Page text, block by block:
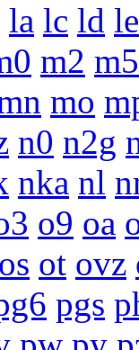
la lc ld le
m2
mo
n0 n2g
nka nl
o9 oa
os ot ovz
pgs